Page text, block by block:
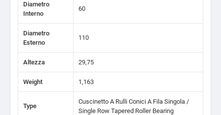
Diametro
Interno
60
Diametro
Esterno
110
Altezza 29,75
Weight 1,163
Type
Cuscinetto A Rulli Conici A Fila Singola /
Single Row Tapered Roller Bearing